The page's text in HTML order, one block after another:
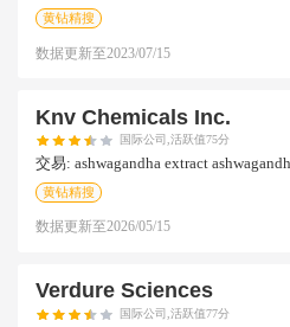
黄钻精搜
数据更新至2023/07/15
Knv Chemicals Inc.
国际公司,活跃值75分
交易: ashwagandha extract
黄钻精搜
数据更新至2026/05/15
Verdure Sciences
国际公司,活跃值77分